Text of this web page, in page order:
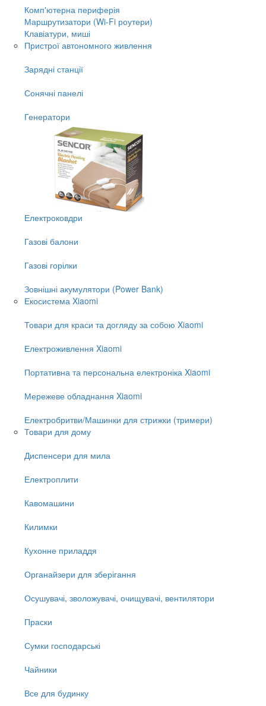
Комп'ютерна периферія
Маршрутизатори (Wi-Fi роутери)
Клавіатури, миші
Пристрої автономного живлення
Зарядні станції
Сонячні панелі
Генератори
Електроковдри
Газові балони
Газові горілки
Зовнішні акумулятори (Power Bank)
Екосистема Xiaomi
Товари для краси та догляду за собою Xiaomi
Електроживлення Xiaomi
Портативна та персональна електроніка Xiaomi
Мережеве обладнання Xiaomi
Електробритви/Машинки для стрижки (тримери)
Товари для дому
Диспенсери для мила
Електроплити
Кавомашини
Килимки
Кухонне приладдя
Органайзери для зберігання
Осушувачі, зволожувачі, очищувачі, вентилятори
Праски
Сумки господарські
Чайники
Все для будинку